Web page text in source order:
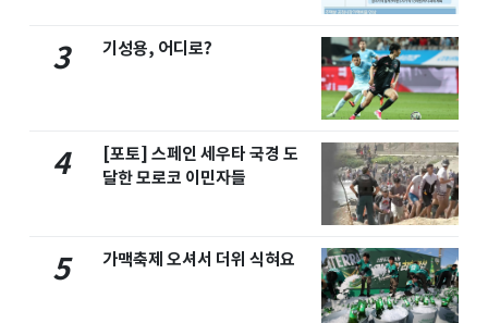
3 기성용, 어디로?
4
[포토] 스페인 세우타 국경 도
달한 모로코 이민자들
5 가맥축제 오셔서 더위 식혀요